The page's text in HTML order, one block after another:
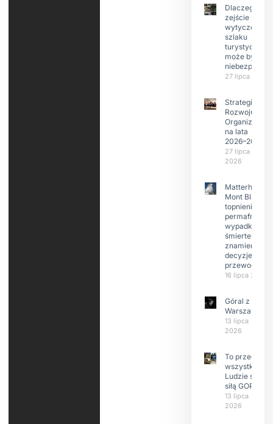
Dlaczego
zejście z
wytyczonego
szlaku
może być
27 lipca 2026
Strategia
Rozwoju
Organizacji
na lata
2026–2029
27 lipca
2026
Matterhorn i
Mont Blanc:
topnienie
permafrost,
wypadki
śmiertelne,
znamienne
decyzje
16 lipca 2026
Góral z
Warszawy.
13 lipca
2026
To przede
wszystkim
Ludzie są
siłą GOPR
13 lipca
2026